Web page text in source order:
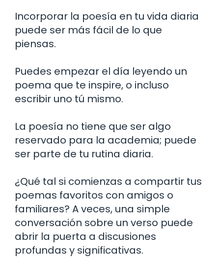
Incorporar la poesía en tu vida diaria
puede ser más fácil de lo que
piensas.
Puedes empezar el día leyendo un
poema que te inspire, o incluso
escribir uno tú mismo.
La poesía no tiene que ser algo
reservado para la academia; puede
ser parte de tu rutina diaria.
¿Qué tal si comienzas a compartir tus
poemas favoritos con amigos o
familiares? A veces, una simple
conversación sobre un verso puede
abrir la puerta a discusiones
profundas y significativas.